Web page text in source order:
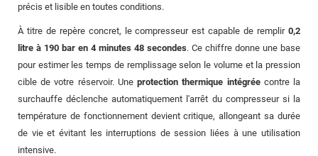
précis et lisible en toutes conditions.
À titre de repère concret, le compresseur est capable de remplir 0,2
litre à 190 bar en 4 minutes 48 secondes. Ce chiffre donne une base
pour estimer les temps de remplissage selon le volume et la pression
cible de votre réservoir. Uneprotection thermique intégréecontre la
surchauffe déclenche automatiquement l'arrêt du compresseur si la
température de fonctionnement devient critique, allongeant sa durée
de vie et évitant les interruptions de session liées à une utilisation
intensive.